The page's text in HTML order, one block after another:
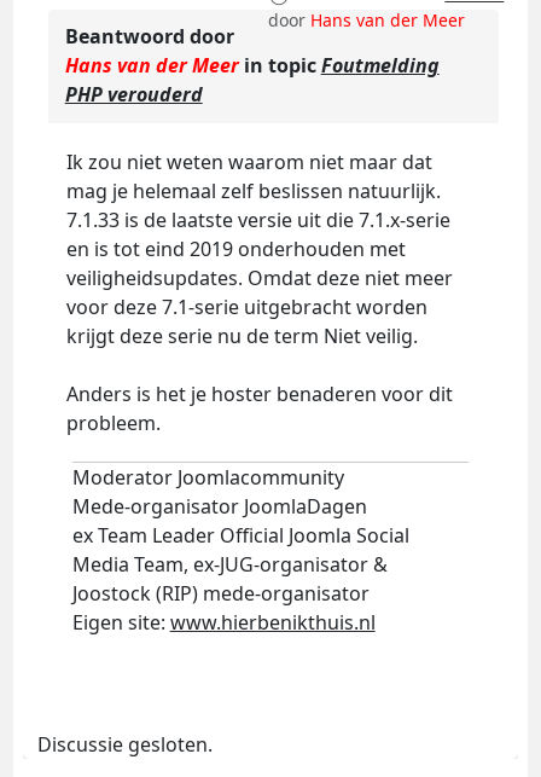
door Hans van der Meer
Beantwoord door
Hans van der Meerin topicFoutmelding
PHP verouderd
Ik zou niet weten waarom niet maar dat
mag je helemaal zelf beslissen natuurlijk.
7.1.33 is de laatste versie uit die 7.1.x-serie
en is tot eind 2019 onderhouden met
veiligheidsupdates. Omdat deze niet meer
voor deze 7.1-serie uitgebracht worden
krijgt deze serie nu de term Niet veilig.
Anders is het je hoster benaderen voor dit
probleem.
Moderator Joomlacommunity
Mede-organisator JoomlaDagen
ex Team Leader Official Joomla Social
Media Team, ex-JUG-organisator &
Joostock (RIP) mede-organisator
Eigen site: www.hierbenikthuis.nl
Discussie gesloten.